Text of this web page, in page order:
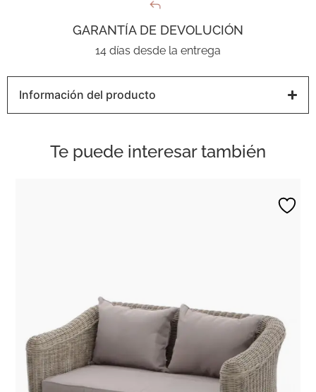
GARANTÍA DE DEVOLUCIÓN
14 días desde la entrega
Información del producto
Te puede interesar también